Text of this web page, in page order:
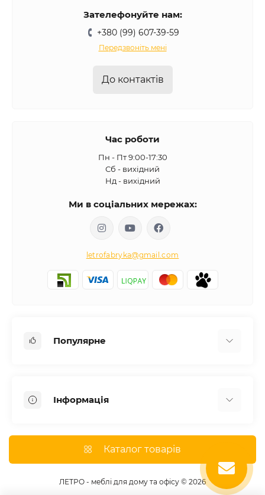
Зателефонуйте нам:
+380 (99) 607-39-59
Передзвоніть мені
До контактів
Час роботи
Пн - Пт 9:00-17:30
Сб - вихідний
Нд - вихідний
Ми в соціальних мережах:
letrofabryka@gmail.com
Популярне
Комоди для спальні
Меблі в дитячу
Інформація
Оплата
Каталог товарів
ЛЕТРО - меблі для дому та офісу © 2026